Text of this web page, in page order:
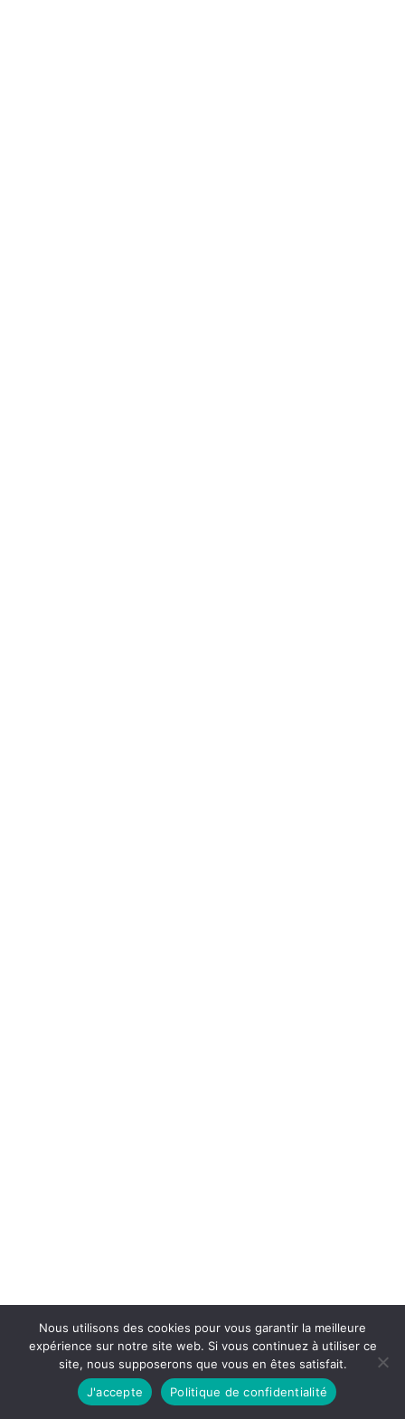
Nous savons combien la protection de vos
actifs professionnels constitue un enjeu
majeur lorsque...
Nous utilisons des cookies pour vous garantir la meilleure
expérience sur notre site web. Si vous continuez à utiliser ce
site, nous supposerons que vous en êtes satisfait.
J'accepte
Politique de confidentialité